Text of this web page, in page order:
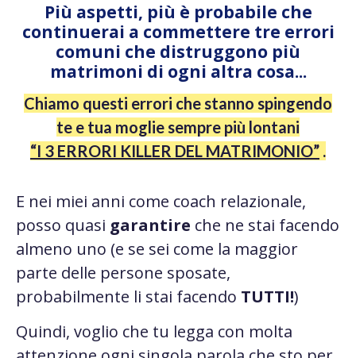
Più aspetti, più è probabile che
continuerai a commettere tre errori
comuni che distruggono più
matrimoni di ogni altra cosa...
Chiamo questi errori che stanno spingendo
te e tua moglie sempre più lontani
“I 3 ERRORI KILLER DEL MATRIMONIO” .
E nei miei anni come coach relazionale,
posso quasi garantire che ne stai facendo
almeno uno (e se sei come la maggior
parte delle persone sposate,
probabilmente li stai facendo TUTTI!)
Quindi, voglio che tu legga con molta